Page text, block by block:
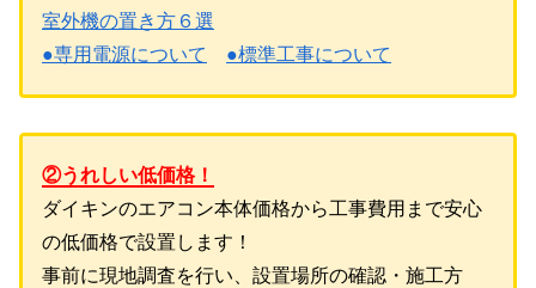
室外機の置き方６選
●専用電源について
●標準工事について
②うれしい低価格！
ダイキンのエアコン本体価格から工事費用まで安心
の低価格で設置します！
事前に現地調査を行い、設置場所の確認・施工方